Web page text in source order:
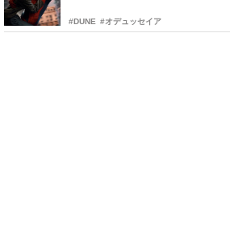
#DUNE #オデュッセイア